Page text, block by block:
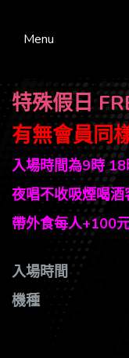
Menu
特殊假日
有無會員同
入場時間為9時
夜唱不收吸煙喝
帶外食每人+100
入場時間
機種